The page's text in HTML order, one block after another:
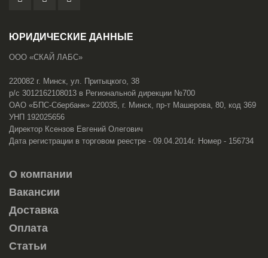
ЮРИДИЧЕСКИЕ ДАННЫЕ
ООО «СКАЙ ЛАБС»
220082 г. Минск, ул. Притыцкого, 38
р/с 3012162108013 в Региональной дирекции №700
ОАО «БПС-Сбербанк» 220035, г. Минск, пр-т Машерова, 80, код 369
УНП 192025656
Директор Ксензов Евгений Олегович
Дата регистрации в торговом реестре - 09.04.2014г. Номер - 156734
О компании
Вакансии
Доставка
Оплата
Статьи